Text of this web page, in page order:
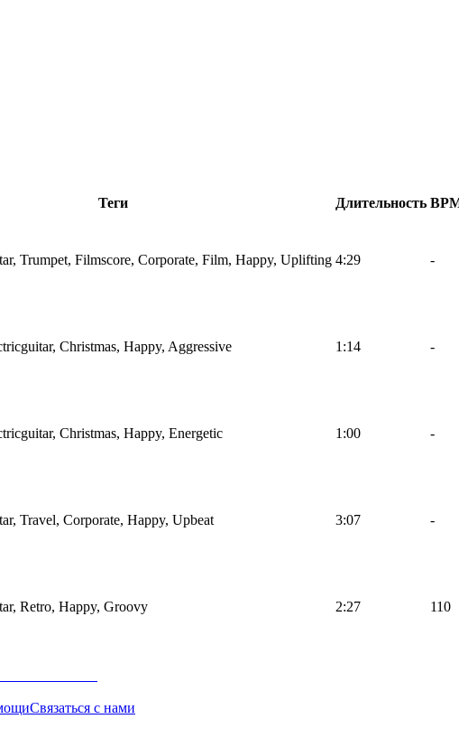
Теги Длительность
Trumpet, Filmscore, Corporate, Film, Happy, Uplifting 4:29 -
Christmas, Happy, Aggressive 1:14 -
Christmas, Happy, Energetic 1:00 -
Travel, Corporate, Happy, Upbeat 3:07 -
Retro, Happy, Groovy 2:27 110
Связаться с нами